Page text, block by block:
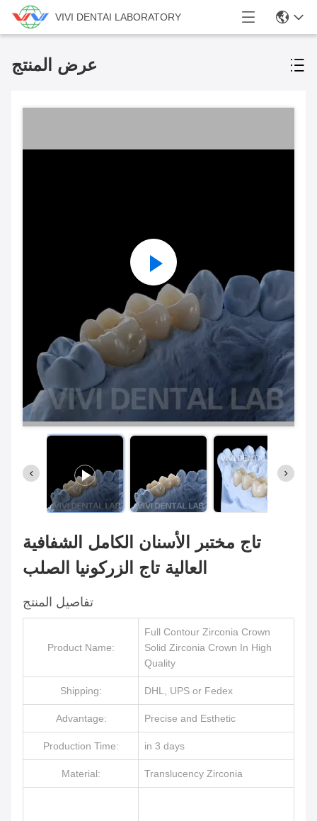
VIVI DENTAI LABORATORY
عرض المنتج
تاج مختبر الأسنان الكامل الشفافية
العالية تاج الزركونيا الصلب
تفاصيل المنتج
Product Name:
Full Contour Zirconia Crown
Solid Zirconia Crown In High
Quality
Shipping: DHL, UPS or Fedex
Advantage: Precise and Esthetic
Production Time: in 3 days
Material: Translucency Zirconia